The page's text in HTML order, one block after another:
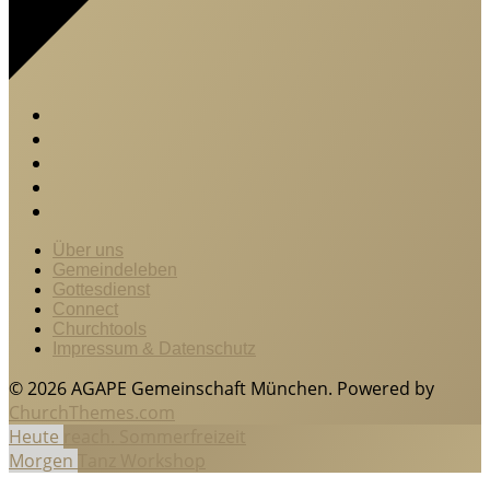
Über uns
Gemeindeleben
Gottesdienst
Connect
Churchtools
Impressum & Datenschutz
© 2026 AGAPE Gemeinschaft München. Powered by
ChurchThemes.com
Heute
Morgen